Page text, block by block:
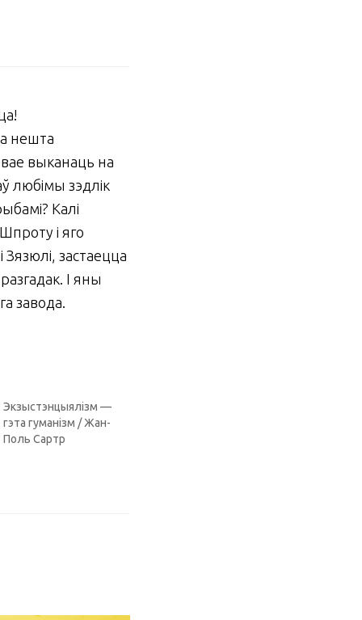
нешта
выканаць на
любімы зэдлік
Калі
і яго
застаецца
І яны
завода.
Экзыстэнцыялізм —
гэта гуманізм / Жан-
Поль Сартр